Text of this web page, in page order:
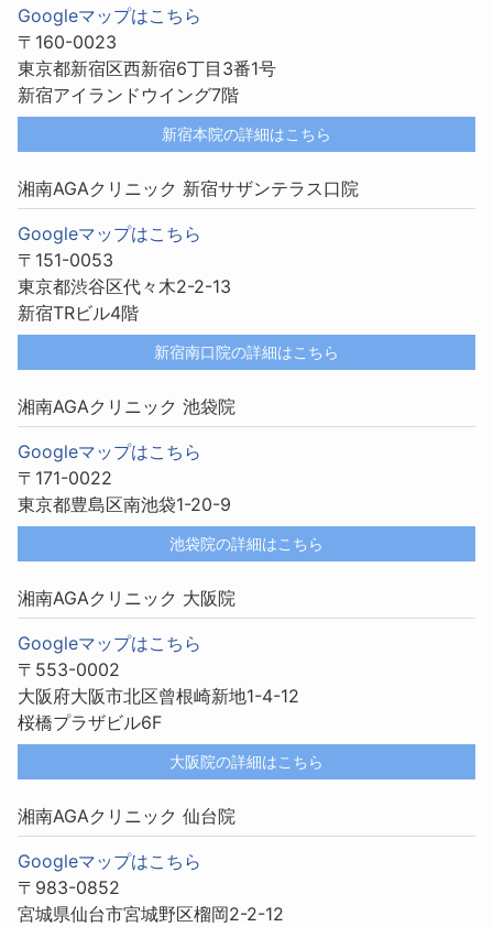
Googleマップはこちら
〒160-0023
東京都新宿区西新宿6丁目3番1号
新宿アイランドウイング7階
新宿本院の詳細はこちら
湘南AGAクリニック 新宿サザンテラス口院
Googleマップはこちら
〒151-0053
東京都渋谷区代々木2-2-13
新宿TRビル4階
新宿南口院の詳細はこちら
湘南AGAクリニック 池袋院
Googleマップはこちら
〒171-0022
東京都豊島区南池袋1-20-9
池袋院の詳細はこちら
湘南AGAクリニック 大阪院
Googleマップはこちら
〒553-0002
大阪府大阪市北区曾根崎新地1-4-12
桜橋プラザビル6F
大阪院の詳細はこちら
湘南AGAクリニック 仙台院
Googleマップはこちら
〒983-0852
宮城県仙台市宮城野区榴岡2-2-12